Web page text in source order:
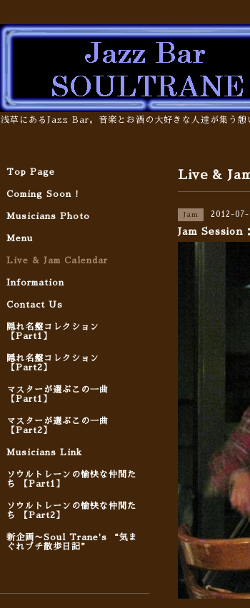
浅草にあるJazz Bar。音楽とお酒の大好きな人達が集う
Live &
Jam 2012-
Jam Session
Top Page
Coming Soon !
Musicians Photo
Menu
Live & Jam Calendar
Information
Contact Us
隠れ名盤コレクション
【Part1】
隠れ名盤コレクション
【Part2】
マスターが選ぶこの一曲
【Part1】
マスターが選ぶこの一曲
【Part2】
Musicians Link
ソウルトレーンの愉快な仲間た
ち 【Part1】
ソウルトレーンの愉快な仲間た
ち 【Part2】
新企画〜Soul Trane's “気ま
ぐれプチ散歩日記”